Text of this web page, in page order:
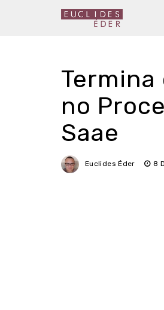
no
Saae
Euclides Éder 8